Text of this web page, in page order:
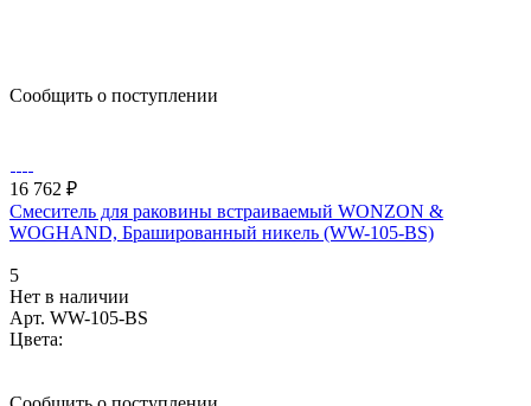
Сообщить о поступлении
16 762 ₽
Смеситель для раковины встраиваемый WONZON &
WOGHAND, Брашированный никель (WW-105-BS)
5
Нет в наличии
Арт. WW-105-BS
Цвета: